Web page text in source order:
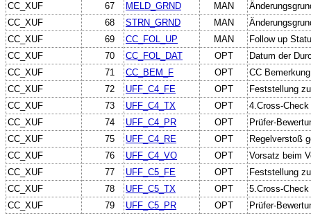
CC_XUF
67 MELD_GRND MAN
CC_XUF
68 STRN_GRND MAN
CC_XUF
69 CC_FOL_UP MAN
Follow up
CC_XUF
70 CC_FOL_DAT OPT
Datum der
CC_XUF
71 CC_BEM_F OPT
CC
CC_XUF
72 UFF_C4_FE OPT
Feststellung
CC_XUF
73 UFF_C4_TX OPT
4.Cross-
CC_XUF
74 UFF_C4_PR OPT
Prüfer-
CC_XUF
75 UFF_C4_RE OPT
Regelverstoß
CC_XUF
76 UFF_C4_VO OPT
Vorsatz beim
CC_XUF
77 UFF_C5_FE OPT
Feststellung
CC_XUF
78 UFF_C5_TX OPT
5.Cross-
CC_XUF
79 UFF_C5_PR OPT
Prüfer-